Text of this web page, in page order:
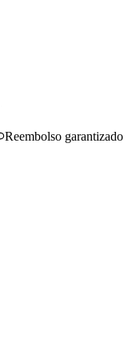
Reembolso garantizado